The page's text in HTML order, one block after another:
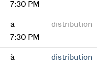
7:30 PM
à
7:30 PM
distribution
à
distribution